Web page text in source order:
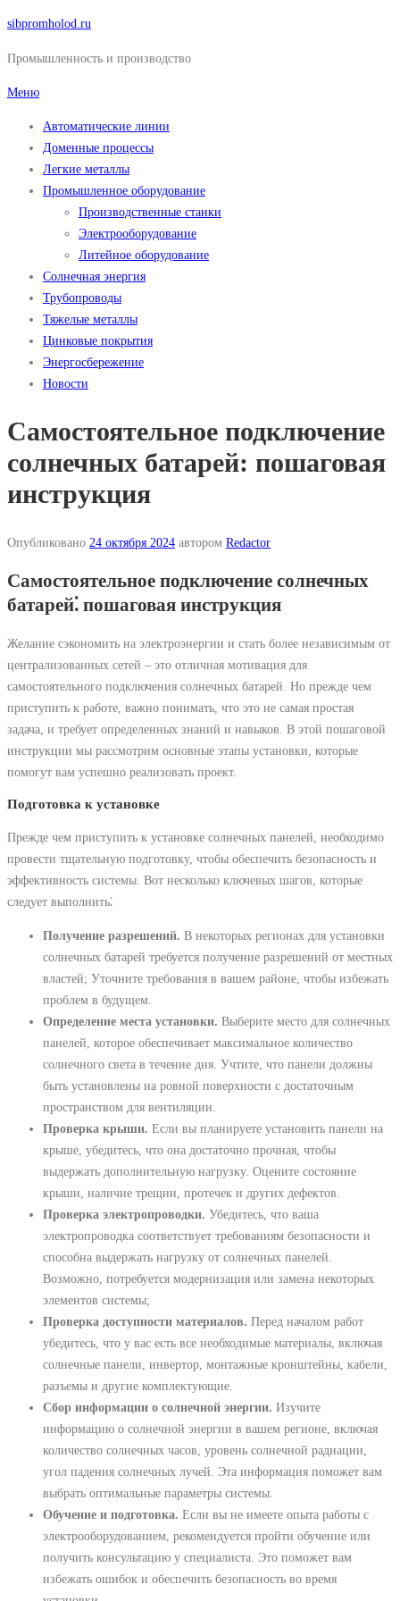
Перейти
содержимому
sibpromholod.ru
Промышленность и производство
Меню
Автоматические линии
Доменные процессы
Легкие металлы
Промышленное оборудование
Производственные станки
Электрооборудование
Литейное оборудование
Солнечная энергия
Трубопроводы
Тяжелые металлы
Цинковые покрытия
Энергосбережение
Новости
Самостоятельное подключение
солнечных батарей: пошаговая
инструкция
Опубликовано 24 октября 2024 автором Redactor
Самостоятельное подключение солнечных
батарей⁚ пошаговая инструкция
Желание сэкономить на электроэнергии и стать более независимым от
централизованных сетей – это отличная мотивация для
самостоятельного подключения солнечных батарей. Но прежде чем
приступить к работе, важно понимать, что это не самая простая
задача, и требует определенных знаний и навыков. В этой пошаговой
инструкции мы рассмотрим основные этапы установки, которые
помогут вам успешно реализовать проект.
Подготовка к установке
Прежде чем приступить к установке солнечных панелей, необходимо
провести тщательную подготовку, чтобы обеспечить безопасность и
эффективность системы. Вот несколько ключевых шагов, которые
следует выполнить⁚
Получение разрешений. В некоторых регионах для установки
солнечных батарей требуется получение разрешений от местных
властей; Уточните требования в вашем районе, чтобы избежать
проблем в будущем.
Определение места установки. Выберите место для солнечных
панелей, которое обеспечивает максимальное количество
солнечного света в течение дня. Учтите, что панели должны
быть установлены на ровной поверхности с достаточным
пространством для вентиляции.
Проверка крыши. Если вы планируете установить панели на
крыше, убедитесь, что она достаточно прочная, чтобы
выдержать дополнительную нагрузку. Оцените состояние
крыши, наличие трещин, протечек и других дефектов.
Проверка электропроводки. Убедитесь, что ваша
электропроводка соответствует требованиям безопасности и
способна выдержать нагрузку от солнечных панелей.
Возможно, потребуется модернизация или замена некоторых
элементов системы;
Проверка доступности материалов. Перед началом работ
убедитесь, что у вас есть все необходимые материалы, включая
солнечные панели, инвертор, монтажные кронштейны, кабели,
разъемы и другие комплектующие.
Сбор информации о солнечной энергии. Изучите
информацию о солнечной энергии в вашем регионе, включая
количество солнечных часов, уровень солнечной радиации,
угол падения солнечных лучей. Эта информация поможет вам
выбрать оптимальные параметры системы.
Обучение и подготовка. Если вы не имеете опыта работы с
электрооборудованием, рекомендуется пройти обучение или
получить консультацию у специалиста. Это поможет вам
избежать ошибок и обеспечить безопасность во время